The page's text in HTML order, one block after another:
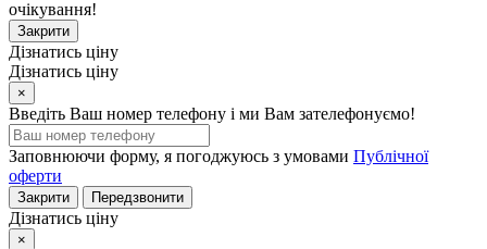
очікування!
Закрити
Дізнатись ціну
Дізнатись ціну
×
Введіть Ваш номер телефону і ми Вам зателефонуємо!
Заповнюючи форму, я погоджуюсь з умовами Публічної
оферти
Закрити Передзвонити
Дізнатись ціну
×